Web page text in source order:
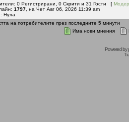
0 Регистрирани, 0 Скрити и 31 Гости [
1797 , на Чет Авг 06, 2026 11:39 am
Нула
на потребителите през последните 5 минути
Има нови мнения
Powered by